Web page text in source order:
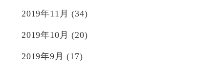
2019年11月 (34)
2019年10月 (20)
2019年9月 (17)